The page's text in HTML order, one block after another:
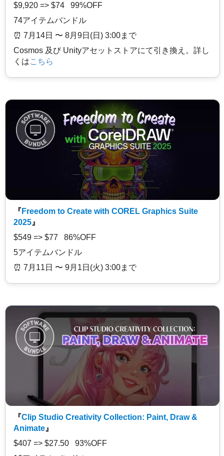
$9,920 => $74 99%OFF
74アイテムバンドル
⏰️ 7月14日 〜 8月9日(日) 3:00まで
Cosmos 及び Unityアセットストアにて引き換え。詳し
くはこちら
『 Freedom to Create with COREL Graphics Suite
2025 』
$549 => $77 86%OFF
5アイテムバンドル
⏰️ 7月11日 〜 9月1日(火) 3:00まで
『Clip Studio Creativity Collection: Paint, Draw &
Animate 』
$407 => $27.50 93%OFF